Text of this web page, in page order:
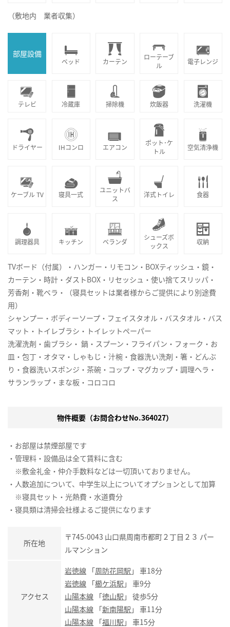
（敷地内 業者収集）
部屋設備
ベッド カーテン
ローテーブ
ル
電子レンジ
テレビ 冷蔵庫 掃除機 炊飯器 洗濯機
ドライヤー IHコンロ エアコン
ポット･ケ
トル
空気清浄機
ケーブル TV 寝具一式
ユニットバ
ス
洋式トイレ 食器
調理器具 キッチン ベランダ
シューズボ
ックス
収納
TVボード（付属）・ハンガー・リモコン・BOXティッシュ・鏡・
カーテン・時計・ダストBOX・リセッシュ・使い捨てスリッパ・
芳香剤・靴ベラ・（寝具セットは業者様からご提供により別途費
用）
シャンプー・ボディーソープ・フェイスタオル・バスタオル・バス
マット・トイレブラシ・トイレットペーパー
洗濯洗剤・歯ブラシ・ 鍋・スプーン・フライパン・フォーク・お
皿・包丁・オタマ・しゃもじ・汁椀・食器洗い洗剤・箸・どんぶ
り・食器洗いスポンジ・茶碗・コップ・マグカップ・調理ヘラ・
サランラップ・まな板・コロコロ
物件概要（お問合わせNo.364027）
・お部屋は禁煙部屋です
・管理料・設備品は全て賃料に含む
※敷金礼金・仲介手数料などは一切頂いておりません。
・人数追加について、中学生以上についてオプションとして加算
※寝具セット・光熱費・水道費分
・寝具類は清掃会社様よるご提供になります
所在地
〒745-0043 山口県周南市都町２丁目２３ パー
ルマンション
アクセス
岩徳線 「周防花岡駅 」 車18分
岩徳線 「櫛ケ浜駅 」 車9分
山陽本線 「徳山駅 」 徒歩5分
山陽本線 「新南陽駅 」 車11分
山陽本線 「福川駅 」 車15分